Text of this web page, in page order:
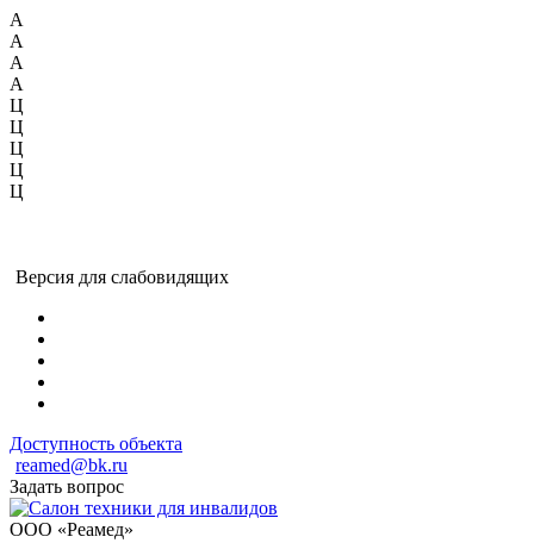
А
А
А
А
Ц
Ц
Ц
Ц
Ц
Версия для слабовидящих
Доступность объекта
reamed@bk.ru
Задать вопрос
ООО «Реамед»